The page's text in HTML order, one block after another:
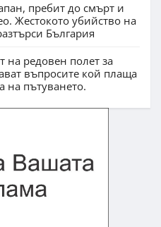
пребит до смърт и
Жестокото убийство на
България
на редовен полет за
въпросите кой плаща
на пътуването.